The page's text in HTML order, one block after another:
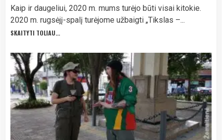
Kaip ir daugeliui, 2020 m. mums turėjo būti visai kitokie.
2020 m. rugsėjį-spalį turėjome užbaigti „Tikslas –...
SKAITYTI TOLIAU...